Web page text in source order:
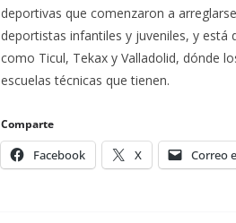
deportivas que comenzaron a
deportistas infantiles y juveniles, y
como Ticul, Tekax y Valladolid, dónde
escuelas técnicas que tienen.
Comparte
Facebook X Correo